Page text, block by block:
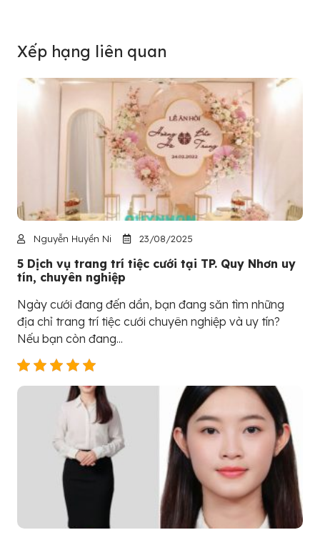
Xếp hạng liên quan
Nguyễn Huyền Ni 23/08/2025
5 Dịch vụ trang trí tiệc cưới tại TP. Quy Nhơn uy
tín, chuyên nghiệp
Ngày cưới đang đến dần, bạn đang săn tìm những
địa chỉ trang trí tiệc cưới chuyên nghiệp và uy tín?
Nếu bạn còn đang...